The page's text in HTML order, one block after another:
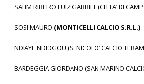
SALIM RIBEIRO LUIZ GABRIEL (CITTA’ DI
SOSI MAURO (MONTICELLI CALCIO S.R.L.)
NDIAYE NDIOGOU (S. NICOLO’ CALCIO
BARDEGGIA GIORDANO (SAN MARINO